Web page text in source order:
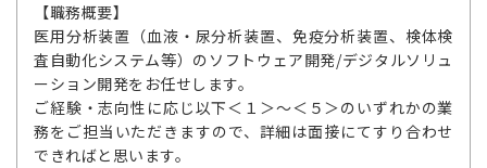
【職務概要】
医用分析装置（血液・尿分析装置、免疫分析装置、検体検
査自動化システム等）のソフトウェア開発/デジタルソリュ
ーション開発をお任せします。
ご経験・志向性に応じ以下＜１＞～＜５＞のいずれかの業
務をご担当いただきますので、詳細は面接にてすり合わせ
できればと思います。